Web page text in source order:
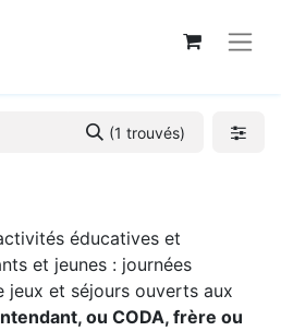
(1 trouvés)
éducatives et
et jeunes : journées
jeux et séjours ouverts aux
ou CODA, frère ou